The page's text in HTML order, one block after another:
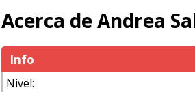
Acerca de Andrea
Info
Nivel: